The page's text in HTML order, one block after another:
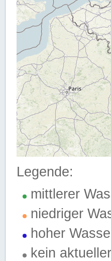
Legende:
mittlerer
niedriger
hoher
kein